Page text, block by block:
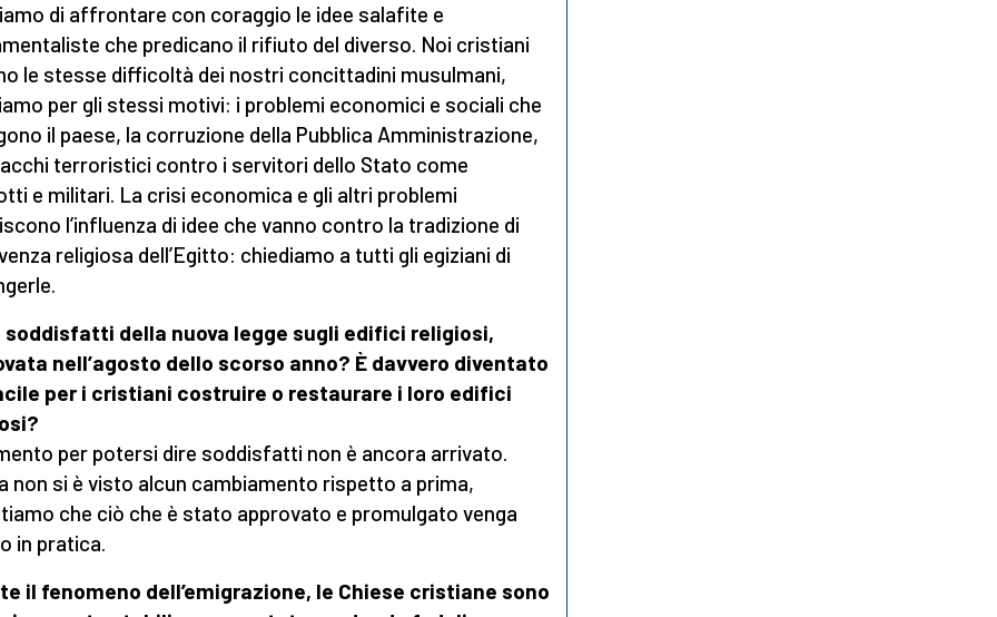
di affrontare con coraggio le idee salafite e
che predicano il rifiuto del diverso. Noi cristiani
le stesse difficoltà dei nostri concittadini musulmani,
per gli stessi motivi: i problemi economici e sociali che
il paese, la corruzione della Pubblica Amministrazione,
terroristici contro i servitori dello Stato come
e militari. La crisi economica e gli altri problemi
l’influenza di idee che vanno contro la tradizione di
religiosa dell’Egitto: chiediamo a tutti gli egiziani di
soddisfatti della nuova legge sugli edifici religiosi,
nell’agosto dello scorso anno? È davvero diventato
per i cristiani costruire o restaurare i loro edifici
per potersi dire soddisfatti non è ancora arrivato.
non si è visto alcun cambiamento rispetto a prima,
che ciò che è stato approvato e promulgato venga
in pratica.
il fenomeno dell’emigrazione, le Chiese cristiane sono